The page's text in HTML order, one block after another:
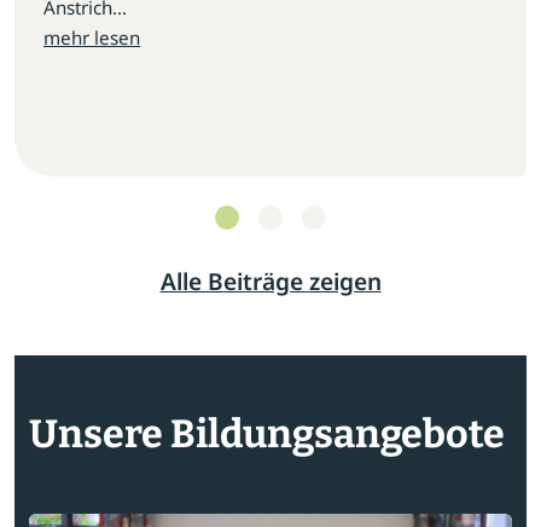
Anstrich...
mehr lesen
Alle Beiträge zeigen
Unsere Bildungsangebote